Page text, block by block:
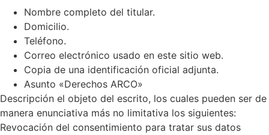
Nombre completo del titular.
Domicilio.
Teléfono.
Correo electrónico usado en este sitio web.
Copia de una identificación oficial adjunta.
Asunto «Derechos ARCO»
Descripción el objeto del escrito, los cuales pueden ser de
manera enunciativa más no limitativa los siguientes:
Revocación del consentimiento para tratar sus datos